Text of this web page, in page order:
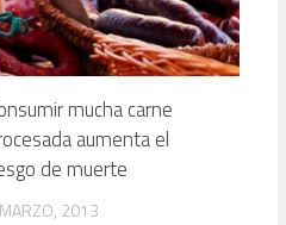
mucha carne
aumenta el
de muerte
2013